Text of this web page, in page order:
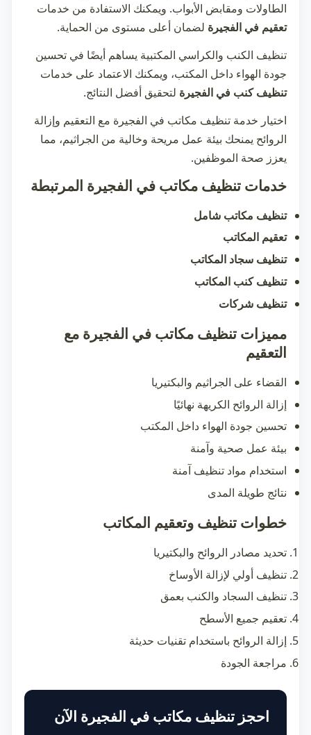
الطاولات ومقابض الأبواب. ويمكنك الاستفادة من خدمات
تعقيم في الفجيرة لضمان أعلى مستوى من الحماية.
تنظيف الكنب والكراسي المكتبية يساهم أيضًا في تحسين
جودة الهواء داخل المكتب، ويمكنك الاعتماد على خدمات
تنظيف كنب في الفجيرة لتحقيق أفضل النتائج.
اختيار خدمة تنظيف مكاتب في الفجيرة مع التعقيم وإزالة
الروائح يمنحك بيئة عمل مريحة وخالية من الجراثيم، مما
يعزز صحة الموظفين.
خدمات تنظيف مكاتب في الفجيرة المرتبطة
تنظيف مكاتب شامل
تعقيم المكاتب
تنظيف سجاد المكاتب
تنظيف كنب المكاتب
تنظيف شركات
مميزات تنظيف مكاتب في الفجيرة مع
التعقيم
القضاء على الجراثيم والبكتيريا
إزالة الروائح الكريهة نهائيًا
تحسين جودة الهواء داخل المكتب
بيئة عمل صحية وآمنة
استخدام مواد تنظيف آمنة
نتائج طويلة المدى
خطوات تنظيف وتعقيم المكاتب
تحديد مصادر الروائح والبكتيريا
تنظيف أولي لإزالة الأوساخ
تنظيف السجاد والكنب بعمق
تعقيم جميع الأسطح
إزالة الروائح باستخدام تقنيات حديثة
مراجعة الجودة
احجز تنظيف مكاتب في الفجيرة الآن